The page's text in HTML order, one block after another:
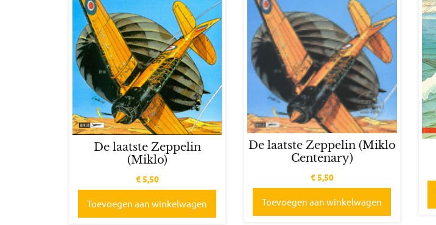
De laatste Zeppelin
(Miklo)
€5,50
Toevoegen aan winkelwagen
De laatste Zeppelin (Miklo
Centenary)
€5,50
Toevoegen aan winkelwagen